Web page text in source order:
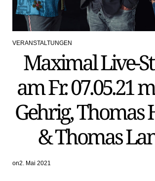
POSTED
VERANSTALTUNGEN
Maximal Live-
am Fr. 07.05.21
Gehrig, Thomas
& Thomas
on2. Mai 2021